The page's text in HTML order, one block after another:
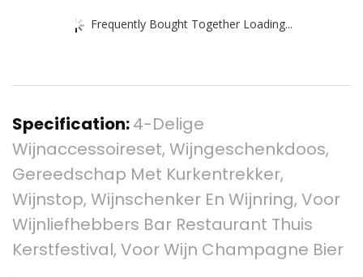
Frequently Bought Together Loading...
Specification:4-Delige
Wijnaccessoireset, Wijngeschenkdoos,
Gereedschap Met Kurkentrekker,
Wijnstop, Wijnschenker En Wijnring, Voor
Wijnliefhebbers Bar Restaurant Thuis
Kerstfestival, Voor Wijn Champagne Bier